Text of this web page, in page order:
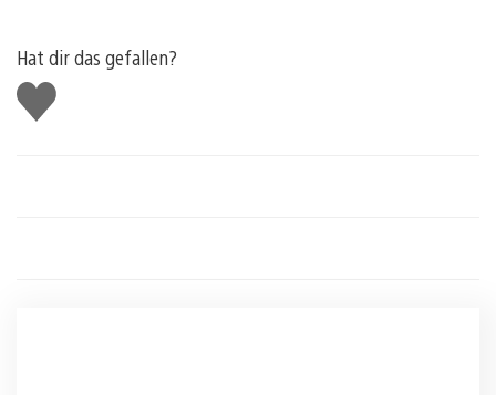
Hat dir das gefallen?
Gefällt
mir